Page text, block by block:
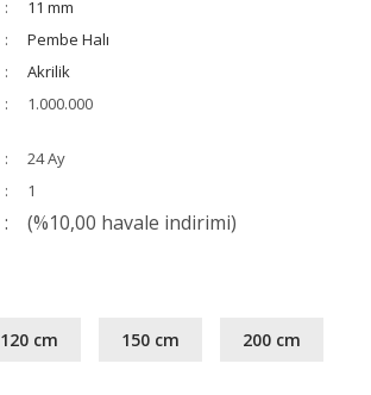
11 mm
Pembe Halı
Akrilik
1.000.000
24 Ay
1
(%10,00 havale indirimi)
120 cm 150 cm 200 cm